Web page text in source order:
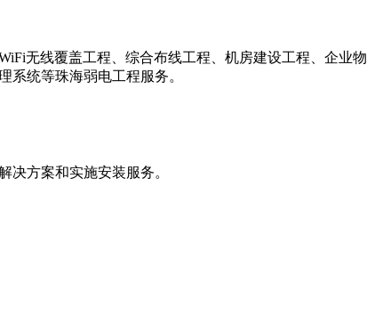
无线覆盖工程、综合布线工程、机房建设工程、企业物
统等珠海弱电工程服务。
决方案和实施安装服务。